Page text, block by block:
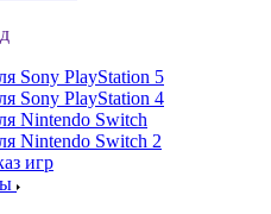
Sony PlayStation 5
Sony PlayStation 4
Nintendo Switch
Nintendo Switch 2
игр